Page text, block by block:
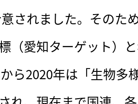
されました。そのた
（愛知ターゲット）
ら2020年は「生物多